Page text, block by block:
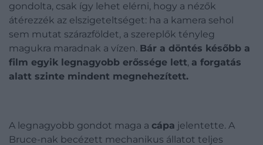
gondolta, csak így lehet elérni, hogy a nézők
átérezzék az elszigeteltséget: ha a kamera sehol
sem mutat szárazföldet, a szereplők tényleg
magukra maradnak a vízen. Bár a döntés később a
film egyik legnagyobb erőssége lett, a forgatás
alatt szinte mindent megnehezített.
A legnagyobb gondot maga a cápa jelentette. A
Bruce-nak becézett mechanikus állatot teljes